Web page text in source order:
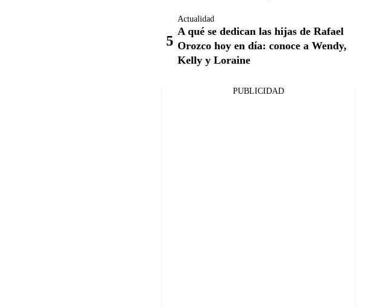
Actualidad
A qué se dedican las hijas de Rafael
Orozco hoy en día: conoce a Wendy,
Kelly y Loraine
PUBLICIDAD